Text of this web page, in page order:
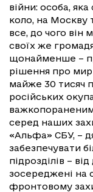
війни: особа,
коло, на Москву
все, до чого він
своїх же
щонайменше –
рішення про мир
майже 30 тисяч
російських
серед наших
«Альфа» СБУ, –
забезпечувати
підрозділів –
зосереджені на
фронтовому